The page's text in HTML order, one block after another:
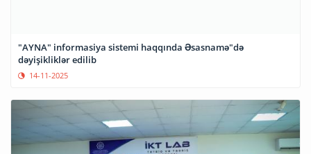
"AYNA" informasiya sistemi haqqında Əsasnamə"də
dəyişikliklər edilib
14-11-2025